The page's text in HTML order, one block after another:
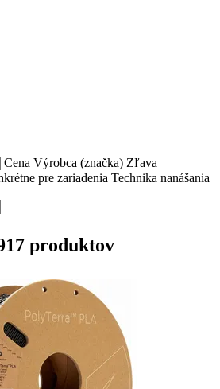
Cena Výrobca (značka) Zľava
pre zariadenia Technika nanášania
produktov